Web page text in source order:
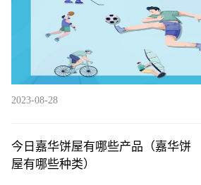
2023-08-28
今日嘉华饼屋有哪些产品（嘉华饼
屋有哪些种类）